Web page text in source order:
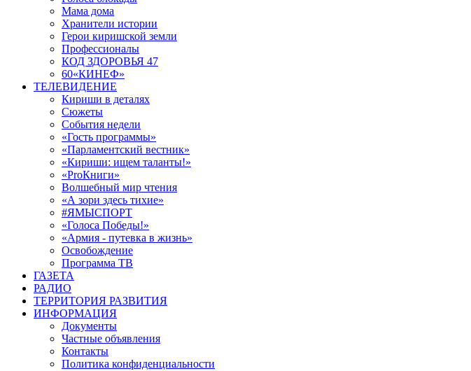
Мама дома
Хранители истории
Герои киришской земли
Профессионалы
КОД ЗДОРОВЬЯ 47
60«КИНЕФ»
ТЕЛЕВИДЕНИЕ
Кириши в деталях
Сюжеты
События недели
«Гость программы»
«Парламентский вестник»
«Кириши: ищем таланты!»
«ProКниги»
Волшебный мир чтения
«А зори здесь тихие»
#ЯМЫСПОРТ
«Голоса Победы!»
«Армия - путевка в жизнь»
Освобождение
Программа ТВ
ГАЗЕТА
РАДИО
ТЕРРИТОРИЯ РАЗВИТИЯ
ИНФОРМАЦИЯ
Документы
Частные объявления
Контакты
Политика конфиденциальности